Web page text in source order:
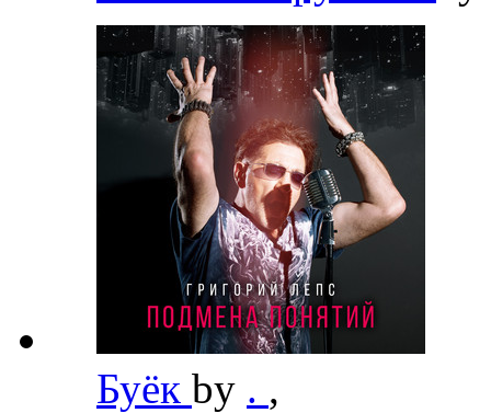
Буёк by . ,